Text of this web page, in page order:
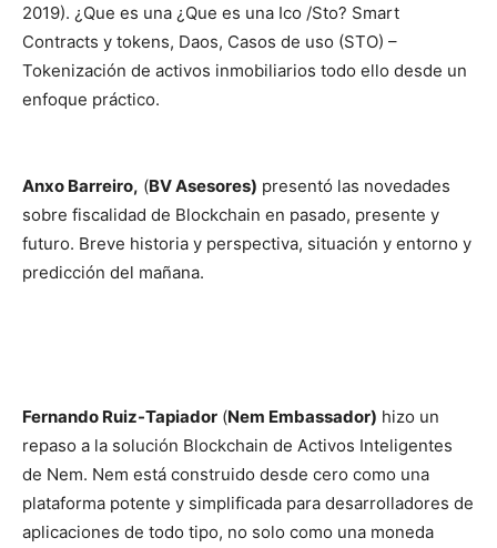
2019). ¿Que es una ¿Que es una Ico /Sto? Smart
Contracts y tokens, Daos, Casos de uso (STO) –
Tokenización de activos inmobiliarios todo ello desde un
enfoque práctico.
Anxo Barreiro, (BV Asesores) presentó las novedades
sobre fiscalidad de Blockchain en pasado, presente y
futuro. Breve historia y perspectiva, situación y entorno y
predicción del mañana.
Fernando Ruiz-Tapiador (Nem Embassador) hizo un
repaso a la solución Blockchain de Activos Inteligentes
de Nem. Nem está construido desde cero como una
plataforma potente y simplificada para desarrolladores de
aplicaciones de todo tipo, no solo como una moneda